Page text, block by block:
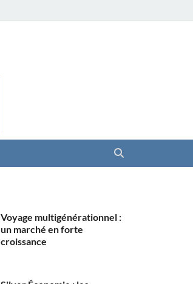
Voyage multigénérationnel :
un marché en forte
croissance